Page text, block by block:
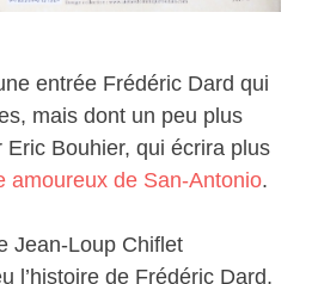
entrée Frédéric Dard qui
mais dont un peu plus
Eric Bouhier, qui écrira plus
amoureux de San-Antonio.
Jean-Loup Chiflet
l’histoire de Frédéric Dard,